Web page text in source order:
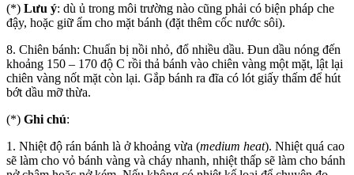
(*) Lưu ý: dù ủ trong môi trường nào cũng phải có biện pháp che
đậy, hoặc giữ ẩm cho mặt bánh (đặt thêm cốc nước sôi).
8. Chiên bánh: Chuẩn bị nồi nhỏ, đổ nhiều dầu. Đun dầu nóng đến
khoảng 150 – 170 độ C rồi thả bánh vào chiên vàng một mặt, lật lại
chiên vàng nốt mặt còn lại. Gắp bánh ra đĩa có lót giấy thấm để hút
bớt dầu mỡ thừa.
(*) Ghi chú:
1. Nhiệt độ rán bánh là ở khoảng vừa (medium heat). Nhiệt quá cao
sẽ làm cho vỏ bánh vàng và cháy nhanh, nhiệt thấp sẽ làm cho bánh